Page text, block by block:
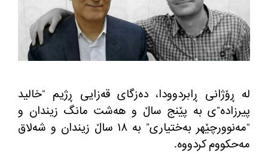
له‌ ڕۆژانی ڕابردوودا، ده‌زگای قه‌زایی ڕژیم “خالید
پیرزاده‌”ی به‌ پێنج ساڵ و هه‌شت مانگ زیندان و
“مه‌نوورچێهر به‌ختیاری” به‌ ١٨ ساڵ زیندان و شه‌لاق
مه‌حكووم كردووه‌.